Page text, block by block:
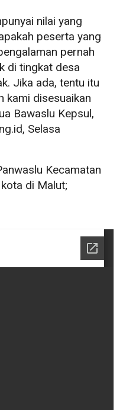
nilai yang
peserta yang
pernah
di tingkat desa
Jika ada, tentu itu
kami disesuaikan
Bawaslu Kepsul,
Selasa
Kecamatan
di Malut;